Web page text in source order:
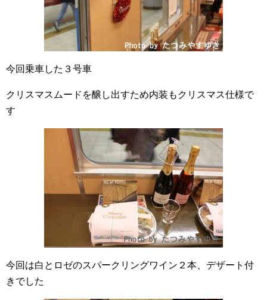
今回乗車した３号車
クリスマスムードを醸し出すため内装もクリスマス仕様で
す
今回は白とロゼのスパークリングワイン２本、デザート付
きでした